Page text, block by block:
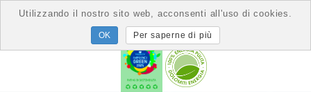
Utilizzando il nostro sito web, acconsenti all'uso di cookies.
Per saperne di più